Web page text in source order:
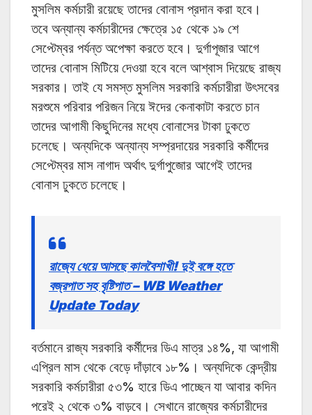
মুসলিম কর্মচারী রয়েছে তাদের বোনাস প্রদান করা হবে।
তবে অন্যান্য কর্মচারীদের ক্ষেত্রে ১৫ থেকে ১৯ শে
সেপ্টেম্বর পর্যন্ত অপেক্ষা করতে হবে। দুর্গাপূজার আগে
তাদের বোনাস মিটিয়ে দেওয়া হবে বলে আশ্বাস দিয়েছে রাজ্য
সরকার। তাই যে সমস্ত মুসলিম সরকারি কর্মচারীরা উৎসবের
মরশুমে পরিবার পরিজন নিয়ে ঈদের কেনাকাটা করতে চান
তাদের আগামী কিছুদিনের মধ্যে বোনাসের টাকা ঢুকতে
চলেছে। অন্যদিকে অন্যান্য সম্প্রদায়ের সরকারি কর্মীদের
সেপ্টেম্বর মাস নাগাদ অর্থাৎ দুর্গাপুজোর আগেই তাদের
বোনাস ঢুকতে চলেছে।
রাজ্যে ধেয়ে আসছে কালবৈশাখী! দুই বঙ্গে হতে
বজ্রপাত সহ বৃষ্টিপাত – WB Weather
Update Today
বর্তমানে রাজ্য সরকারি কর্মীদের ডিএ মাত্র ১৪%, যা আগামী
এপ্রিল মাস থেকে বেড়ে দাঁড়াবে ১৮%। অন্যদিকে কেন্দ্রীয়
সরকারি কর্মচারীরা ৫৩% হারে ডিএ পাচ্ছেন যা আবার কদিন
পরেই ২ থেকে ৩% বাড়বে। সেখানে রাজ্যের কর্মচারীদের